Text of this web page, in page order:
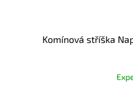
Komínová stříška